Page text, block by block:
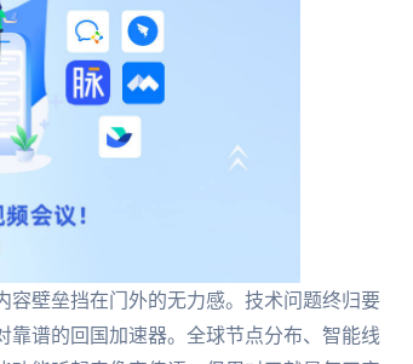
容壁垒挡在门外的无力感。技术问题终归要
谱的回国加速器。全球节点分布、智能线